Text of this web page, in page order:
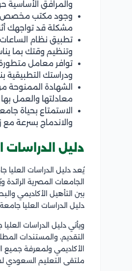
والمرافق الأساسية
وجود مكتب مخصص
مشكلة قد تواجهك
تطبيق نظام الساعات
وتنظيم وقتك بما
توافر معامل متطورة
ودراستك التطبيقية
الشهادة
معادلتها والعمل
الاستمتاع بحياة
والاندماج بسرعة
دليل الدراسات
يُعد دليل الدراسات
الجامعات المصرية
بين التأهيل الأكاديمي
دليل الدراسات العليا
ويأتي دليل الدراسات
التقديم، والمستندات
الأكاديمي ولمعرفة
ملتقى التعليم السعودي